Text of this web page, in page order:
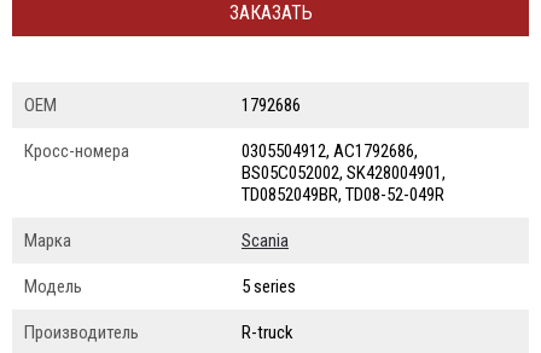
ЗАКАЗАТЬ
ОЕМ 1792686
Кросс-номера
0305504912, AC1792686,
BS05C052002, SK428004901,
TD0852049BR, TD08-52-049R
Марка Scania
Модель 5 series
Производитель R-truck